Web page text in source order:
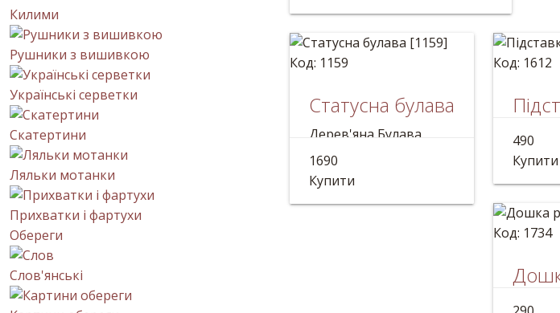
Килими
Рушники з вишивкою
Українські серветки
Скатертини
Ляльки мотанки
Прихватки і фартухи
Обереги
Слов'янські
Код: 1159
Статусна булава
Дерев'яна Булава
Довжина:59см
1690
Купити
Код: 1612
490
Купити
Код: 1734